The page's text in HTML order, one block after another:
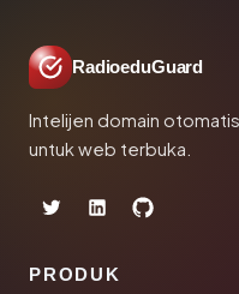
RadioeduGuard
Intelijen domain
untuk web terbuka.
PRODUK